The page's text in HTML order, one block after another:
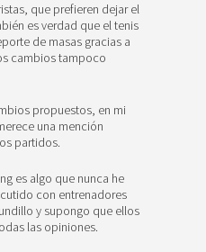
que prefieren dejar el
es verdad que el tenis
de masas gracias a
cambios tampoco
propuestos, en mi
una mención
partidos.
es algo que nunca he
con entrenadores
y supongo que ellos
las opiniones.